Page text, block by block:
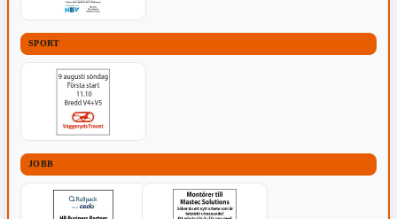
SPORT
JOBB